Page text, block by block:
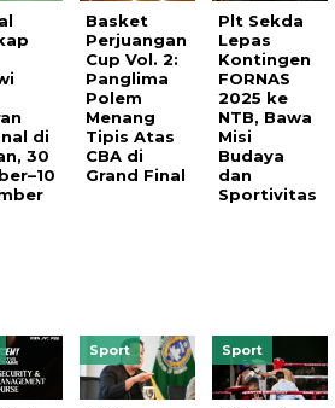
di
30
Basket
Perjuangan
Cup Vol. 2:
Panglima
Polem
Menang
Tipis Atas
CBA di
Grand Final
Plt Sekda
Lepas
Kontingen
FORNAS
2025 ke
NTB, Bawa
Misi
Budaya
dan
Sportivitas
Sport Sport